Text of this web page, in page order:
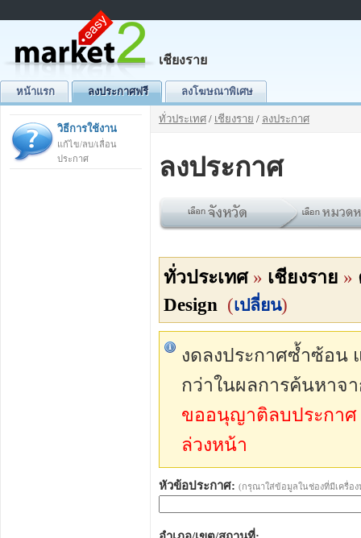
เชียงราย
หน้าแรก ลงประกาศฟรี ลงโฆษณาพิเศษ
วิธีการใช้งาน
แก้ไข/ลบ/เลื่อน
ประกาศ
ทั่วประเทศ / เชียงราย / ลงประกาศ
ลงประกาศ
ทั่วประเทศ» เชียงราย »
Design (เปลี่ยน)
งดลงประกาศซ้ำซ้อน
กว่าในผลการค้นหาจา
ขออนุญาติลบประกาศ
ล่วงหน้า
หัวข้อประกาศ: (กรุณาใส่ข้อมูลในช่องที่มีเครื่อ